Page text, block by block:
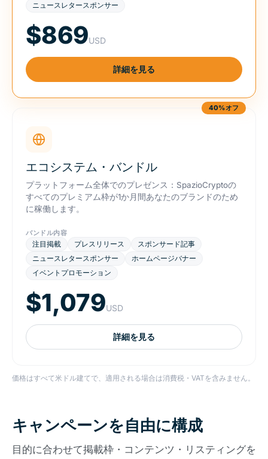
ニュースレタースポンサー
$869USD
詳細を見る
40%オフ
エコシステム・バンドル
プラットフォーム全体でのプレゼンス：SpazioCryptoの
すべてのプレミアム枠が1か月間あなたのブランドのため
に稼働します。
バンドル内容
注目掲載 プレスリリース
スポンサード記事
ニュースレタースポンサー
ホームページバナー
イベントプロモーション
$1,079USD
詳細を見る
価格はすべて米ドル建てで、適用される場合は消費税・VATを含みません。
キャンペーンを自由に構成
目的に合わせて掲載枠・コンテンツ・リスティングを